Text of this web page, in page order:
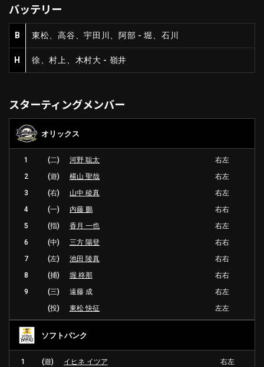
動画を検索（選手・チーム・プレー内容…）
バッテリー
B 東松、高谷、宇田川、阿部 - 堀、石川
H 徐、村上、木村大 - 嶺井
スターティングメンバー
オリックス
1 (二) 河野 聡太
右左
2
(遊) 横山 聖哉
右左
3
(右) 山中 稜真
右左
4
(一) 内藤 鵬
右右
5
(指) 香月 一也
右左
6
(中) 三方 陽登
右右
7
(左) 池田 陵真
右右
8
(捕) 堀 柊那
右右
9
(三) 遠藤 成
右左
(投)
東松 快征 左左
ソフトバンク
1 (遊) イヒネ イツア
右左